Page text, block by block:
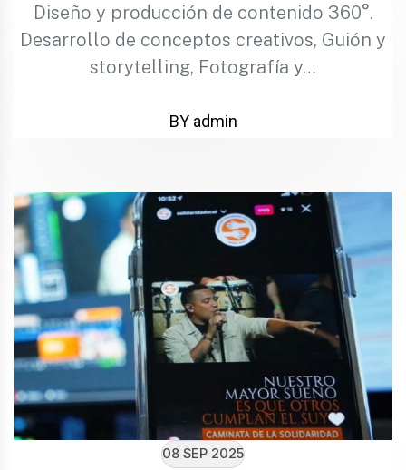
Diseño y producción de contenido 360°.
Desarrollo de conceptos creativos, Guión y
storytelling, Fotografía y…
BY admin
08 SEP 2025